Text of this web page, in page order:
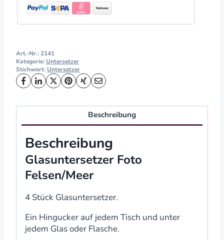
Art.-Nr.:2141
Kategorie: Untersetzer
Stichwort: Untersetzer
Beschreibung
Beschreibung
Glasuntersetzer Foto
Felsen/Meer
4 Stück Glasuntersetzer.
Ein Hingucker auf jedem Tisch und unter
jedem Glas oder Flasche.